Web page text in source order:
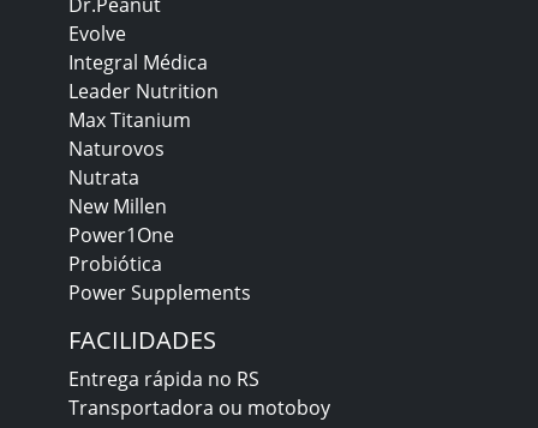
Evolve
Integral Médica
Leader Nutrition
Max Titanium
Naturovos
Nutrata
New Millen
Power1One
Probiótica
Power Supplements
FACILIDADES
Entrega rápida no RS
Transportadora ou motoboy